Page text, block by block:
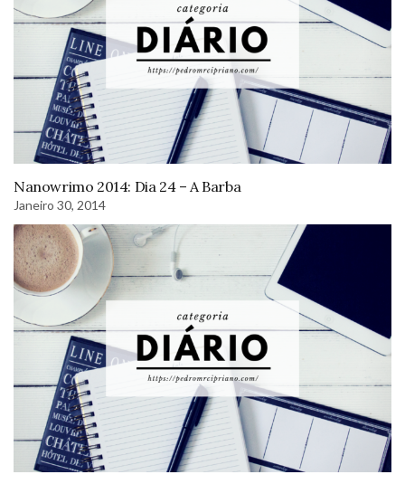
Nanowrimo 2014: Dia 24 – A Barba
Janeiro 30, 2014